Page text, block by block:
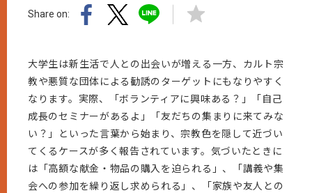
Share on:
大学生は新生活で人との出会いが増える一方、カルト宗
教や悪質な団体による勧誘のターゲットにもなりやすく
なります。実際、「ボランティアに興味ある？」「自己
成長のセミナーがあるよ」「友だちの集まりに来てみな
い？」といった言葉から始まり、宗教色を隠して近づい
てくるケースが多く報告されています。気づいたときに
は「高額な献金・物品の購入を迫られる」、「講義や集
会への参加を繰り返し求められる」、「家族や友人との